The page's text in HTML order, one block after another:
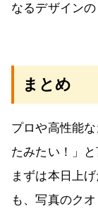
なるデザイン
まとめ
プロや高性能
たみたい！」
まずは本日上
も、写真のク